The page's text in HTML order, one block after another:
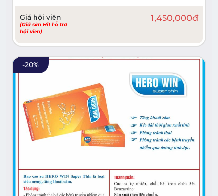
Giá hội viên
(Giá sàn Hi1 hỗ trợ
hội viên)
1,450,000đ
-20%